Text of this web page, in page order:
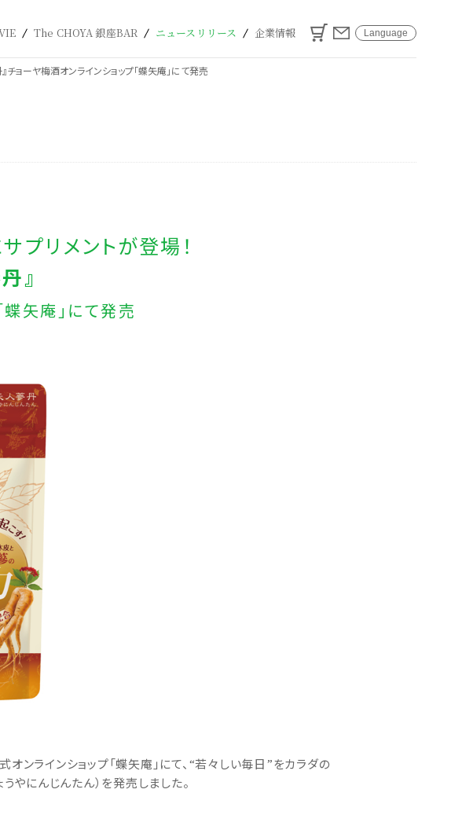
The CHOYA 銀座BAR ニュースリリース 企業情報 カート お問い合わせ
Language
ョーヤ梅酒オンラインショップ「蝶矢庵」にて発売
プリメントが登場！
』
蝶矢庵」にて発売
ンラインショップ「蝶矢庵」にて、“若々しい毎日”をカラダの
やにんじんたん）を発売しました。